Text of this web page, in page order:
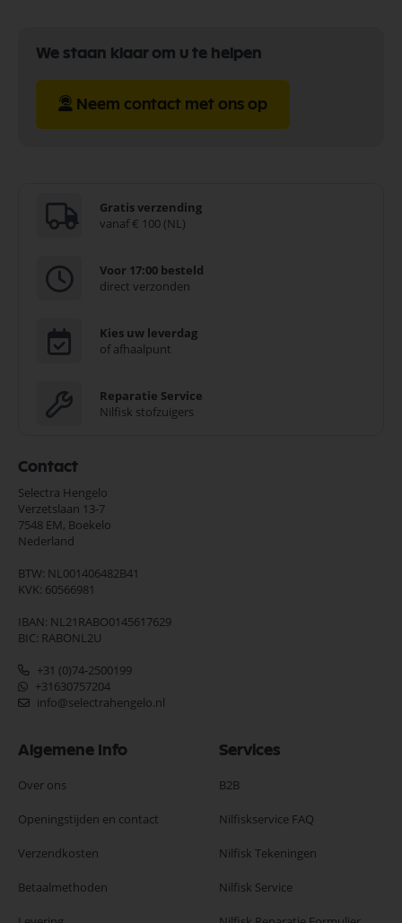
We staan klaar om u te helpen
Neem contact met ons op
Gratis verzending
vanaf € 100 (NL)
Voor 17:00 besteld
direct verzonden
Kies uw leverdag
of afhaalpunt
Reparatie Service
Nilfisk stofzuigers
Contact
Selectra Hengelo
Verzetslaan 13-7
7548 EM, Boekelo
Nederland
BTW: NL001406482B41
KVK: 60566981
IBAN: NL21RABO0145617629
BIC: RABONL2U
+31 (0)74-2500199
+31630757204
info@selectrahengelo.nl
Algemene Info
Over ons
Openingstijden en contact
Verzendkosten
Betaalmethoden
Services
B2B
Nilfiskservice FAQ
Nilfisk Tekeningen
Nilfisk Service